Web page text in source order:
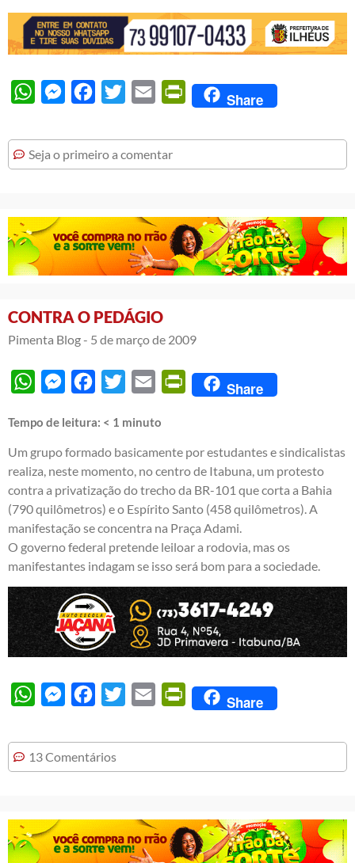
WhatsAppMessengerFacebook
Twitter Email PrintFriendly
Share
Seja o primeiro a comentar
CONTRA O PEDÁGIO
Pimenta Blog - 5 de março de 2009
WhatsAppMessengerFacebook
Twitter Email PrintFriendly
Share
Tempo de leitura: < 1 minuto
Um grupo formado basicamente por estudantes e sindicalistas
realiza, neste momento, no centro de Itabuna, um protesto
contra a privatização do trecho da BR-101 que corta a Bahia
(790 quilômetros) e o Espírito Santo (458 quilômetros). A
manifestação se concentra na Praça Adami.
O governo federal pretende leiloar a rodovia, mas os
manifestantes indagam se isso será bom para a sociedade.
WhatsAppMessengerFacebook
Twitter Email PrintFriendly
Share
13 Comentários